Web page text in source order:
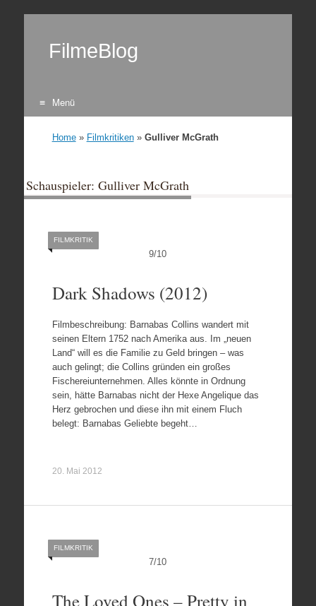
FilmeBlog
Menü
Home» Filmkritiken» Gulliver McGrath
Schauspieler: Gulliver McGrath
9/10
FILMKRITIK
Dark Shadows (2012)
Filmbeschreibung: Barnabas Collins wandert mit
seinen Eltern 1752 nach Amerika aus. Im „neuen
Land“ will es die Familie zu Geld bringen – was
auch gelingt; die Collins gründen ein großes
Fischereiunternehmen. Alles könnte in Ordnung
sein, hätte Barnabas nicht der Hexe Angelique das
Herz gebrochen und diese ihn mit einem Fluch
belegt: Barnabas Geliebte begeht…
20. Mai 2012
7/10
FILMKRITIK
The Loved Ones – Pretty in